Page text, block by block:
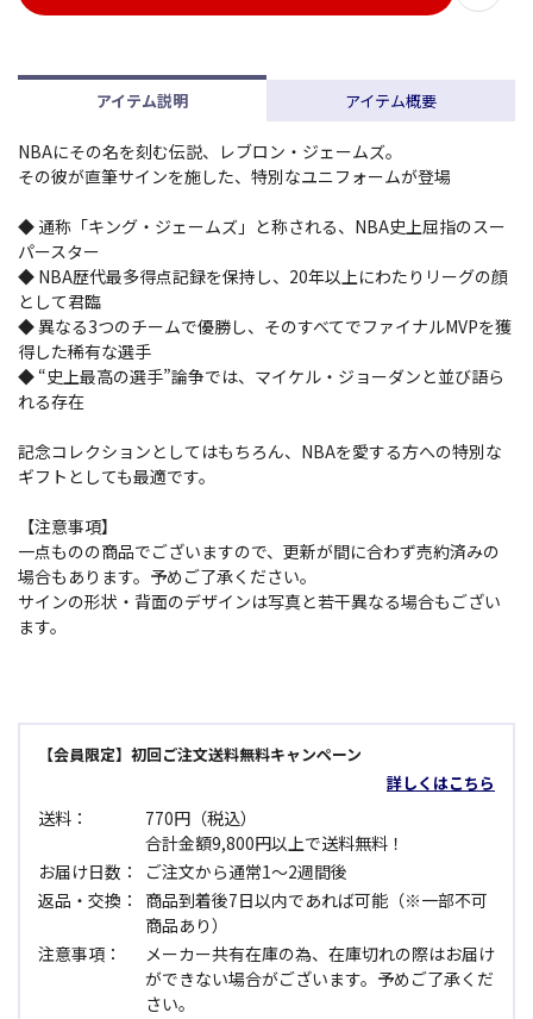
アイテム説明 アイテム概要
NBAにその名を刻む伝説、レブロン・ジェームズ。
その彼が直筆サインを施した、特別なユニフォームが登場
◆ 通称「キング・ジェームズ」と称される、NBA史上屈指のスー
パースター
◆ NBA歴代最多得点記録を保持し、20年以上にわたりリーグの顔
として君臨
◆ 異なる3つのチームで優勝し、そのすべてでファイナルMVPを獲
得した稀有な選手
◆ “史上最高の選手”論争では、マイケル・ジョーダンと並び語ら
れる存在
記念コレクションとしてはもちろん、NBAを愛する方への特別な
ギフトとしても最適です。
【注意事項】
一点ものの商品でございますので、更新が間に合わず売約済みの
場合もあります。予めご了承ください。
サインの形状・背面のデザインは写真と若干異なる場合もござい
ます。
【会員限定】初回ご注文送料無料キャンペーン
詳しくはこちら
送料：
770円（税込）
合計金額9,800円以上で送料無料！
お届け日数：
ご注文から通常1～2週間後
返品・交換：
商品到着後7日以内であれば可能（※一部不可
商品あり）
注意事項：
メーカー共有在庫の為、在庫切れの際はお届け
ができない場合がございます。予めご了承くだ
さい。